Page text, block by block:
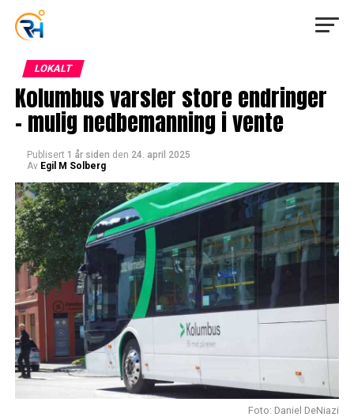
LOKALT
Kolumbus varsler store endringer
– mulig nedbemanning i vente
Publisert 1 år siden den 24. april 2025
Av Egil M Solberg
Foto: Daniel DeNiazi